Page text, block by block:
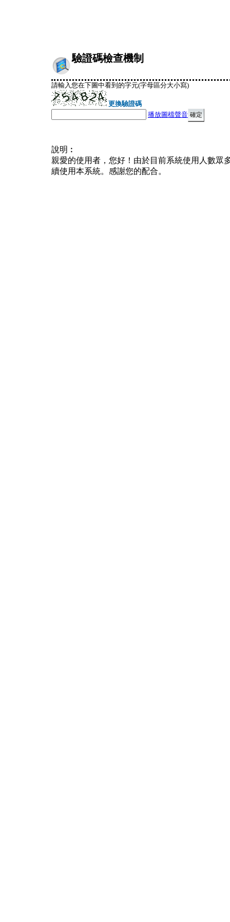
驗證碼檢查機制
請輸入您在下圖中看到的字元(字母區分大小寫)
更換驗證碼
播放圖檔聲音
說明︰
親愛的使用者，您好！由於目前系統使用人數眾
續使用本系統。感謝您的配合。